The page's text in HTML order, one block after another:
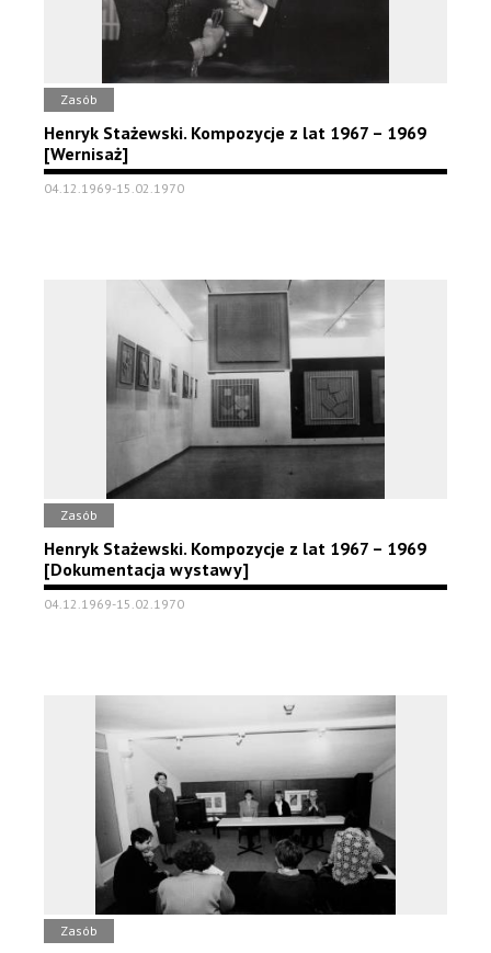
Zasób
Henryk Stażewski. Kompozycje z lat 1967 – 1969
[Wernisaż]
04.12.1969-15.02.1970
Zasób
Henryk Stażewski. Kompozycje z lat 1967 – 1969
[Dokumentacja wystawy]
04.12.1969-15.02.1970
Zasób